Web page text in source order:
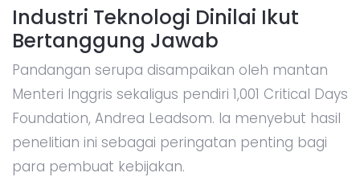
Industri Teknologi Dinilai Ikut
Bertanggung Jawab
Pandangan serupa disampaikan oleh mantan
Menteri Inggris sekaligus pendiri 1,001 Critical Days
Foundation, Andrea Leadsom. Ia menyebut hasil
penelitian ini sebagai peringatan penting bagi
para pembuat kebijakan.